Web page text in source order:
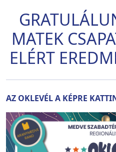
MATEK
ELÉRT
AZ OKLEVÉL A KÉPRE